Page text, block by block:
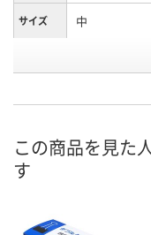
サイズ 中
お届け日 8月20日（木）
この商品を見た
す